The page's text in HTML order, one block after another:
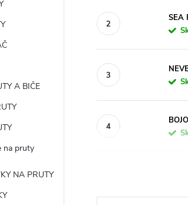
A BIČE
na pruty
NA PRUTY
SEA